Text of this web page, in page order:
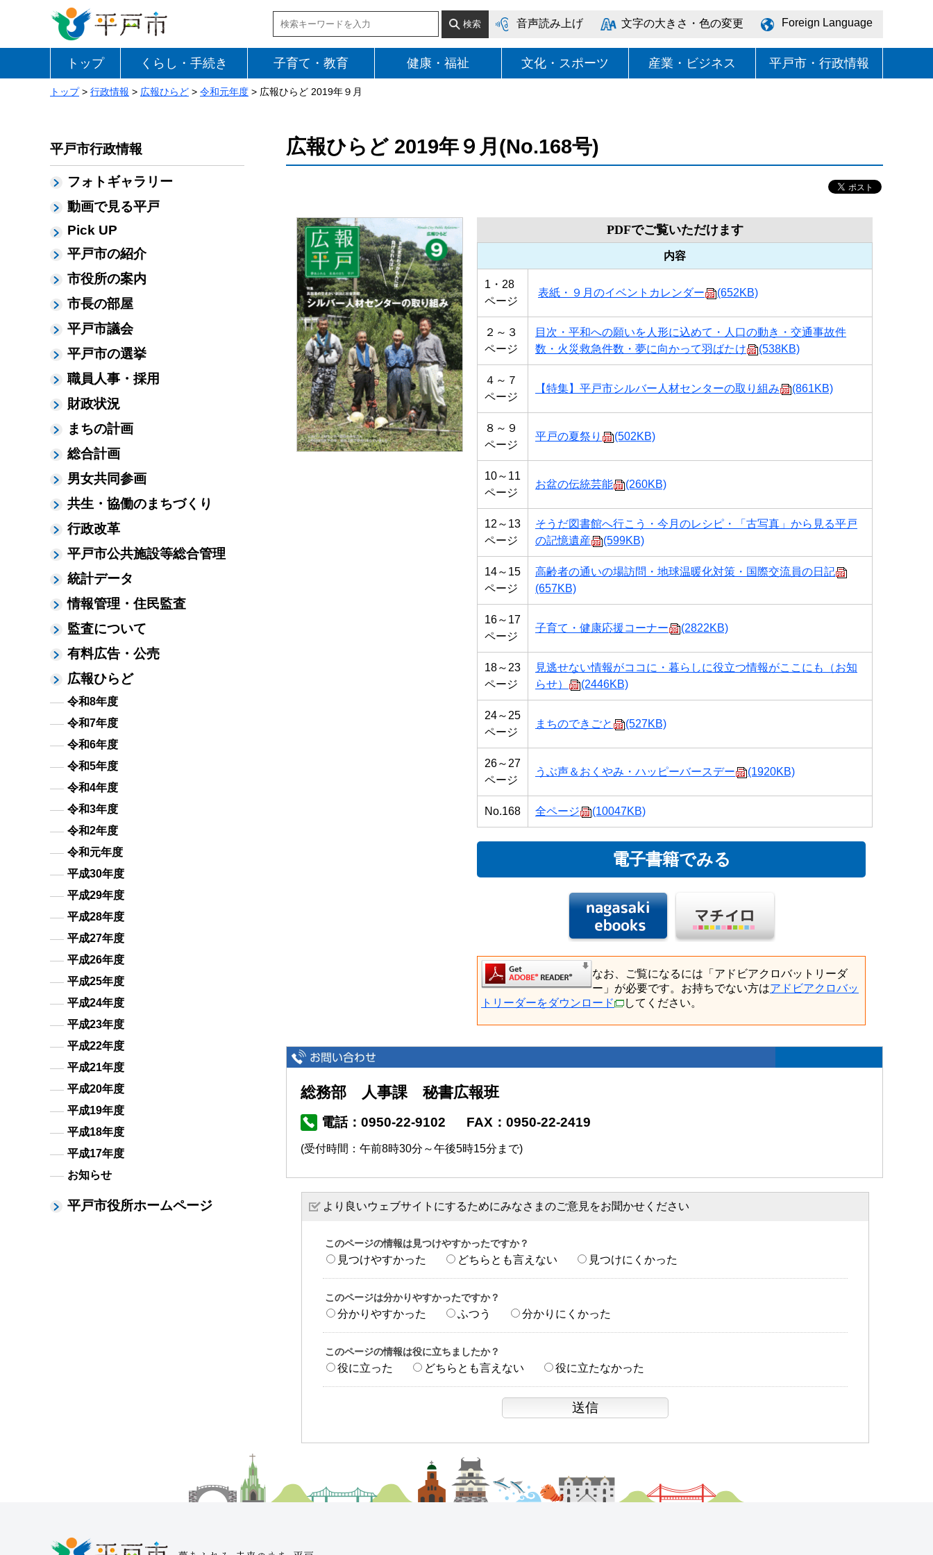
音声読み上げ 文字の大きさ・色の変更 Foreign Language
トップ くらし・手続き 子育て・教育 健康・福祉 文化・スポーツ 産業・ビジネス 平戸市・行政情報
トップ> 行政情報 > 広報ひらど > 令和元年度 > 広報ひらど 2019年９月
平戸市行政情報
フォトギャラリー
動画で見る平戸
Pick UP
平戸市の紹介
市役所の案内
市長の部屋
平戸市議会
平戸市の選挙
職員人事・採用
財政状況
まちの計画
総合計画
男女共同参画
共生・協働のまちづくり
行政改革
平戸市公共施設等総合管理
統計データ
情報管理・住民監査
監査について
有料広告・公売
広報ひらど
令和8年度
令和7年度
令和6年度
令和5年度
令和4年度
令和3年度
令和2年度
令和元年度
平成30年度
平成29年度
平成28年度
平成27年度
平成26年度
平成25年度
平成24年度
平成23年度
平成22年度
平成21年度
平成20年度
平成19年度
平成18年度
平成17年度
お知らせ
平戸市役所ホームページ
広報ひらど 2019年９月(No.168号)
PDFでご覧いただけます
内容
1・28
ページ
表紙・９月のイベントカレンダー (652KB)
２～３
ページ
目次・平和への願いを人形に込めて・人口の動き・交通事故件
数・火災救急件数・夢に向かって羽ばたけ
(538KB)
４～７
ページ
【特集】平戸市シルバー人材センターの取り組み (861KB)
８～９
ページ
平戸の夏祭り (502KB)
10～11
ページ
お盆の伝統芸能 (260KB)
12～13
ページ
そうだ図書館へ行こう・今月のレシピ・「古写真」から見る平戸
の記憶遺産
(599KB)
14～15
ページ
高齢者の通いの場訪問・地球温暖化対策・国際交流員の日記
(657KB)
16～17
ページ
子育て・健康応援コーナー (2822KB)
18～23
ページ
見逃せない情報がココに・暮らしに役立つ情報がここにも（お知
らせ）
(2446KB)
24～25
ページ
まちのできごと (527KB)
26～27
ページ
うぶ声＆おくやみ・ハッピーバースデー (1920KB)
No.168 全ページ (10047KB)
電子書籍でみる
なお、ご覧になるには「アドビアクロバットリーダ
ー」が必要です。お持ちでない方はアドビアクロバッ
トリーダーをダウンロード
してください。
総務部 人事課 秘書広報班
電話：0950-22-9102 FAX：0950-22-2419
(受付時間：午前8時30分～午後5時15分まで)
より良いウェブサイトにするためにみなさまのご意見をお聞かせください
このページの情報は見つけやすかったですか？
見つけやすかった どちらとも言えない 見つけにくかった
このページは分かりやすかったですか？
分かりやすかった ふつう 分かりにくかった
このページの情報は役に立ちましたか？
役に立った どちらとも言えない 役に立たなかった